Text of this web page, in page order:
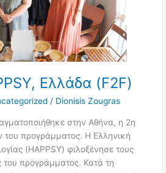
Ελλάδα (F2F)
/ Dionisis Zougras
στην Αθήνα, η 2η
του προγράμματος. Η Ελληνική
(HAPPSY) φιλοξένησε τους
του προγράμματος. Κατά τη